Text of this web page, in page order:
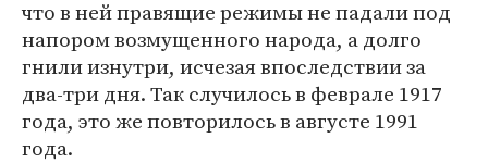
что в ней правящие режимы не падали под
напором возмущенного народа, а долго
гнили изнутри, исчезая впоследствии за
два-три дня. Так случилось в феврале 1917
года, это же повторилось в августе 1991
года.